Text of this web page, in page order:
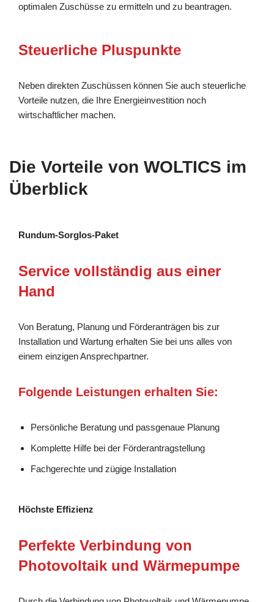
optimalen Zuschüsse zu ermitteln und zu beantragen.
Steuerliche Pluspunkte
Neben direkten Zuschüssen können Sie auch steuerliche
Vorteile nutzen, die Ihre Energieinvestition noch
wirtschaftlicher machen.
Die Vorteile von WOLTICS im
Überblick
Rundum-Sorglos-Paket
Service vollständig aus einer
Hand
Von Beratung, Planung und Förderanträgen bis zur
Installation und Wartung erhalten Sie bei uns alles von
einem einzigen Ansprechpartner.
Folgende Leistungen erhalten Sie:
Persönliche Beratung und passgenaue Planung
Komplette Hilfe bei der Förderantragstellung
Fachgerechte und zügige Installation
Höchste Effizienz
Perfekte Verbindung von
Photovoltaik und Wärmepumpe